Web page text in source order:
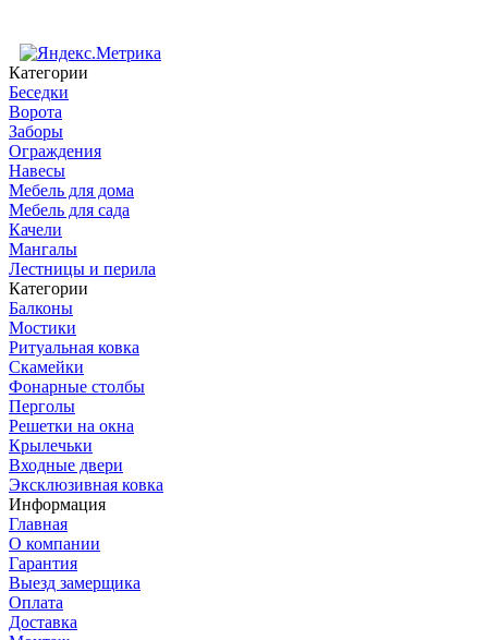
Категории
Беседки
Ворота
Заборы
Ограждения
Навесы
Мебель для дома
Мебель для сада
Качели
Мангалы
Лестницы и перила
Категории
Балконы
Мостики
Ритуальная ковка
Скамейки
Фонарные столбы
Перголы
Решетки на окна
Крылечьки
Входные двери
Эксклюзивная ковка
Информация
Главная
О компании
Гарантия
Выезд замерщика
Оплата
Доставка